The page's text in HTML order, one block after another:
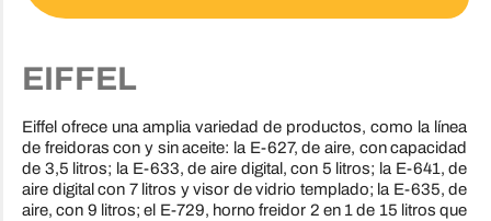
EIFFEL
Eiffel ofrece una amplia variedad de productos, como la línea
de freidoras con y sin aceite: la E-627, de aire, con capacidad
de 3,5 litros; la E-633, de aire digital, con 5 litros; la E-641, de
aire digital con 7 litros y visor de vidrio templado; la E-635, de
aire, con 9 litros; el E-729, horno freidor 2 en 1 de 15 litros que